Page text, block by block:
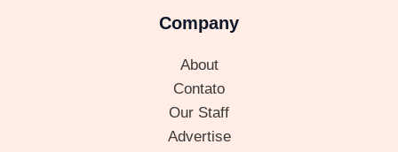
Company
About
Contato
Our Staff
Advertise